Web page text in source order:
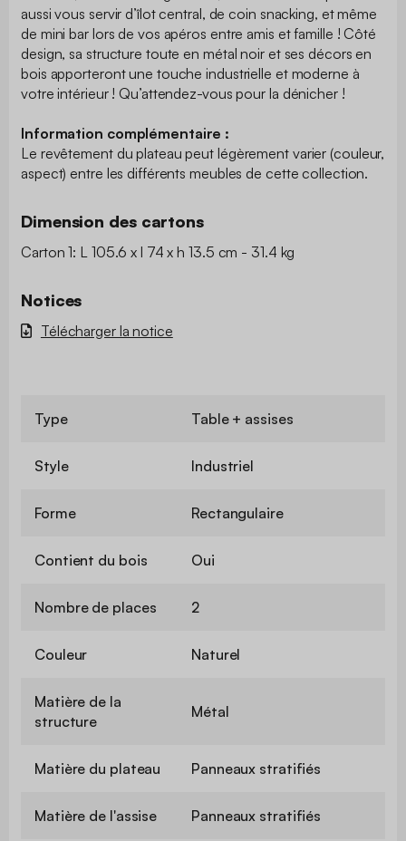
aussi vous servir d’îlot central, de coin snacking, et même
de mini bar lors de vos apéros entre amis et famille ! Côté
design, sa structure toute en métal noir et ses décors en
bois apporteront une touche industrielle et moderne à
votre intérieur ! Qu’attendez-vous pour la dénicher !
Information complémentaire :
Le revêtement du plateau peut légèrement varier (couleur,
aspect) entre les différents meubles de cette collection.
Dimension des cartons
Carton 1: L 105.6 x l 74 x h 13.5 cm - 31.4 kg
Notices
Télécharger la notice
Type Table + assises
Style Industriel
Forme Rectangulaire
Contient du bois Oui
Nombre de places 2
Couleur Naturel
Matière de la
structure
Métal
Matière du plateau Panneaux stratifiés
Matière de l'assise Panneaux stratifiés